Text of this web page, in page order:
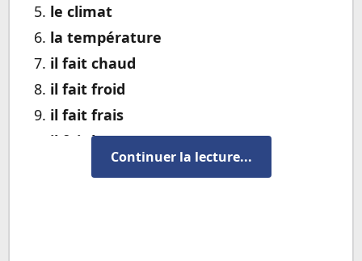
le climat
la température
il fait chaud
il fait froid
il fait frais
il fait beau
il fait mauvaisContinuer la lecture...